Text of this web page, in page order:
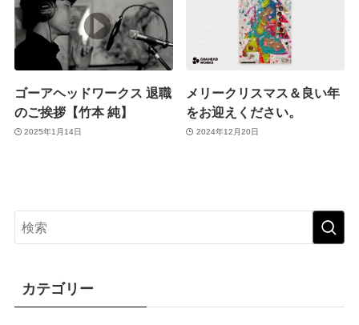
ゴーアヘッドワークス 退職
のご挨拶【竹本 純】
2025年1月14日
メリークリスマス＆良い年
をお迎えください。
2024年12月20日
カテゴリー